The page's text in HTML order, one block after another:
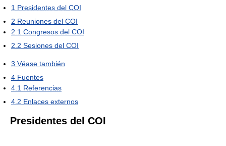
1 Presidentes del COI
2 Reuniones del COI
2.1 Congresos del COI
2.2 Sesiones del COI
3 Véase también
4 Fuentes
4.1 Referencias
4.2 Enlaces externos
Presidentes del COI